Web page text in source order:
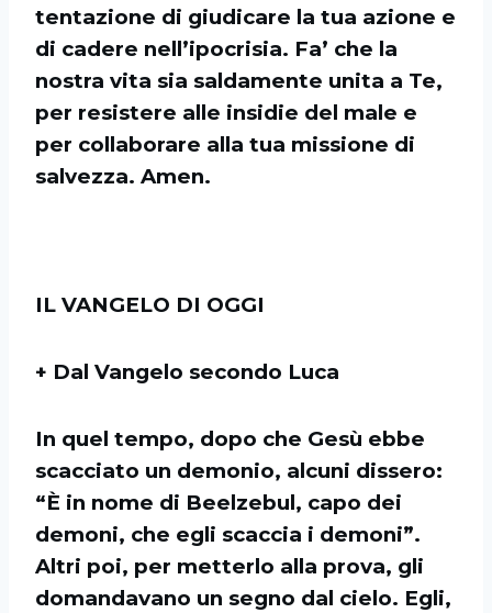
tentazione di giudicare la tua azione e
di cadere nell’ipocrisia. Fa’ che la
nostra vita sia saldamente unita a Te,
per resistere alle insidie del male e
per collaborare alla tua missione di
salvezza. Amen.
IL VANGELO DI OGGI
+ Dal Vangelo secondo Luca
In quel tempo, dopo che Gesù ebbe
scacciato un demonio, alcuni dissero:
“È in nome di Beelzebul, capo dei
demoni, che egli scaccia i demoni”.
Altri poi, per metterlo alla prova, gli
domandavano un segno dal cielo. Egli,